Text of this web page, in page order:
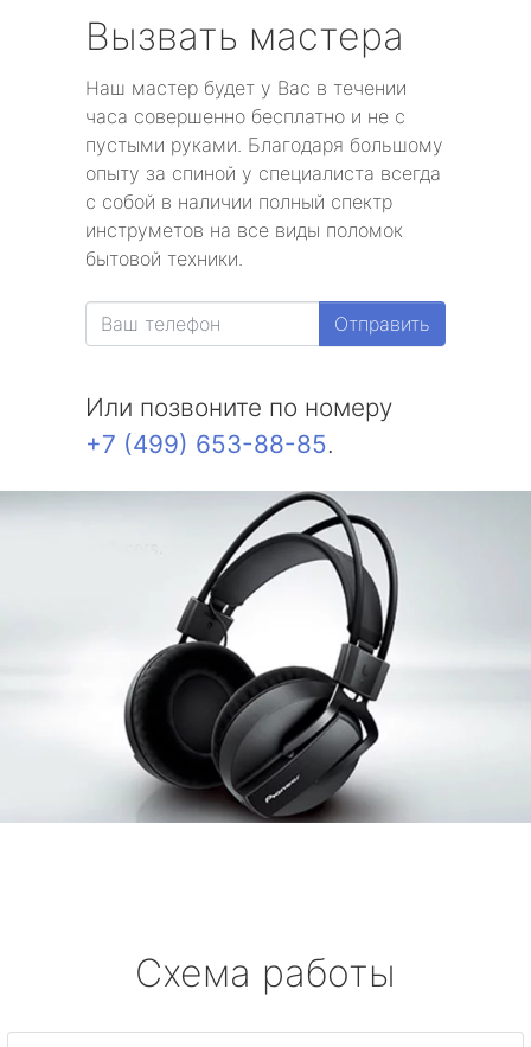
Вызвать мастера
Наш мастер будет у Вас в течении
часа совершенно бесплатно и не с
пустыми руками. Благодаря большому
опыту за спиной у специалиста всегда
с собой в наличии полный спектр
инструметов на все виды поломок
бытовой техники.
Отправить
Или позвоните по номеру
+7 (499) 653-88-85.
Схема работы